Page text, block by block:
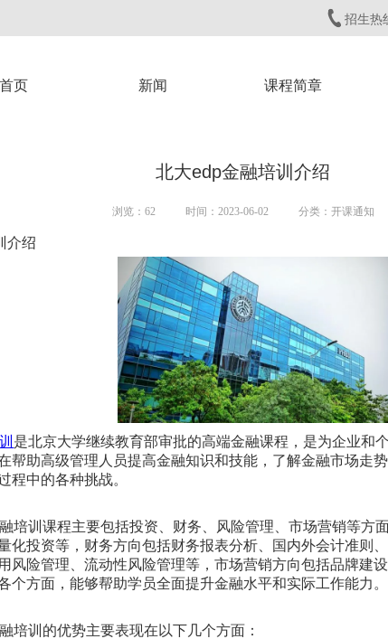
招生热
首页 新闻 课程简章
北大edp金融培训介绍
浏览： 62 时间：2023-06-02 分类：开课通知
介绍
是北京大学继续教育部审批的高端金融课程，是为企业和
帮助高级管理人员提高金融知识和技能，了解金融市场走
程中的各种挑战。
培训课程主要包括投资、财务、风险管理、市场营销等方
化投资等，财务方向包括财务报表分析、国内外会计准则
风险管理、流动性风险管理等，市场营销方向包括品牌建
个方面，能够帮助学员全面提升金融水平和实际工作能力。
培训的优势主要表现在以下几个方面：